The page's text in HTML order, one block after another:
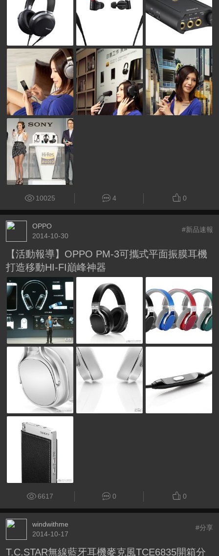
10025 4 0
OPPO
2014-10-30
#新品速報
【活動報導】OPPO PM-3可攜式平面振膜耳機
打造移動HI-FI巔峰神器
6617 0 0
windwithme
2014-10-17
#分享
T.C.STAR無線藍牙耳機麥克風TCE6835開箱分